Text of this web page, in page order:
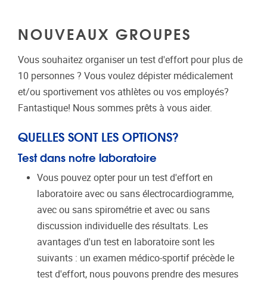
NOUVEAUX GROUPES
Vous souhaitez organiser un test d'effort pour plus de
10 personnes ? Vous voulez dépister médicalement
et/ou sportivement vos athlètes ou vos employés?
Fantastique! Nous sommes prêts à vous aider.
QUELLES SONT LES OPTIONS?
Test dans notre laboratoire
Vous pouvez opter pour un test d'effort en
laboratoire avec ou sans électrocardiogramme,
avec ou sans spirométrie et avec ou sans
discussion individuelle des résultats. Les
avantages d'un test en laboratoire sont les
suivants : un examen médico-sportif précède le
test d'effort, nous pouvons prendre des mesures